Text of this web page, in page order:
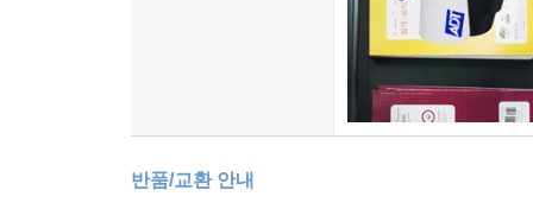
반품/교환 안내